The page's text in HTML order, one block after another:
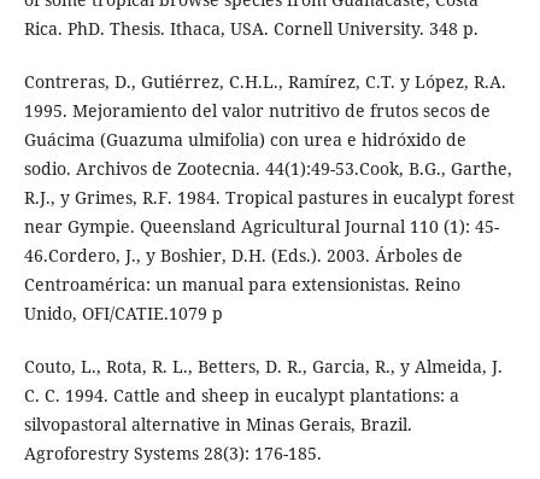
Rica. PhD. Thesis. Ithaca, USA. Cornell University. 348 p.
Contreras, D., Gutiérrez, C.H.L., Ramírez, C.T. y López, R.A.
1995. Mejoramiento del valor nutritivo de frutos secos de
Guácima (Guazuma ulmifolia) con urea e hidróxido de
sodio. Archivos de Zootecnia. 44(1):49-53.Cook, B.G., Garthe,
R.J., y Grimes, R.F. 1984. Tropical pastures in eucalypt forest
near Gympie. Queensland Agricultural Journal 110 (1): 45-
46.Cordero, J., y Boshier, D.H. (Eds.). 2003. Árboles de
Centroamérica: un manual para extensionistas. Reino
Unido, OFI/CATIE.1079 p
Couto, L., Rota, R. L., Betters, D. R., Garcia, R., y Almeida, J.
C. C. 1994. Cattle and sheep in eucalypt plantations: a
silvopastoral alternative in Minas Gerais, Brazil.
Agroforestry Systems 28(3): 176-185.